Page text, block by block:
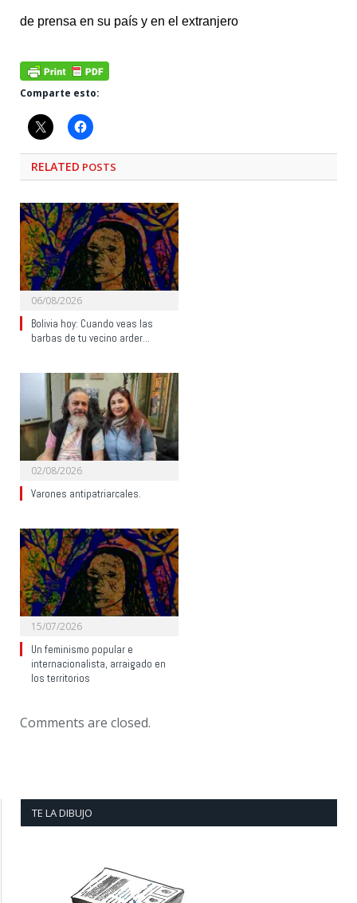
de prensa en su país y en el extranjero
Comparte esto:
RELATED POSTS
06/08/2026
Bolivia hoy: Cuando veas las
barbas de tu vecino arder…
02/08/2026
Varones antipatriarcales.
15/07/2026
Un feminismo popular e
internacionalista, arraigado en
los territorios
Comments are closed.
TE LA DIBUJO